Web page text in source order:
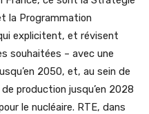
la Programmation
explicitent, et révisent
souhaitées – avec une
2050, et, au sein de
production jusqu’en 2028
le nucléaire. RTE, dans